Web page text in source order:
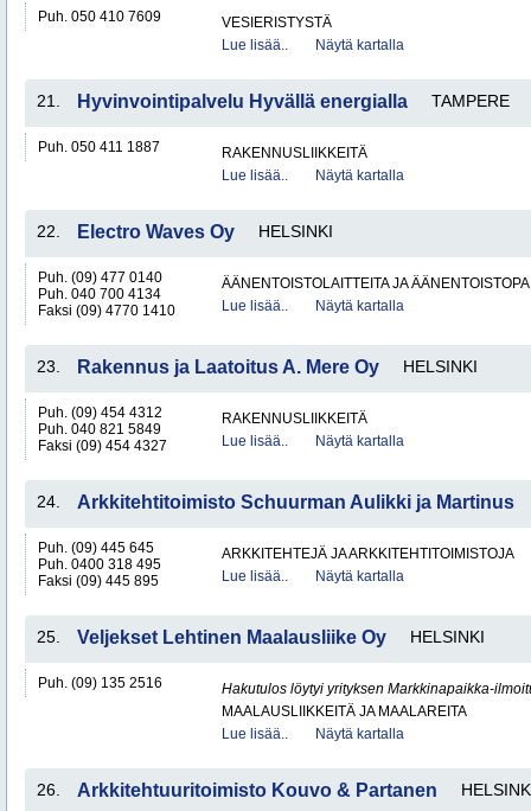
Puh. 050 410 7609
VESIERISTYSTÄ
Lue lisää..
Näytä kartalla
21. Hyvinvointipalvelu Hyvällä energialla TAMPERE
Puh. 050 411 1887
RAKENNUSLIIKKEITÄ
Lue lisää..
Näytä kartalla
22. Electro Waves Oy HELSINKI
Puh. (09) 477 0140
Puh. 040 700 4134
Faksi (09) 4770 1410
ÄÄNENTOISTOLAITTEITA JA
Lue lisää..
Näytä kartalla
23. Rakennus ja Laatoitus A. Mere Oy HELSINKI
Puh. (09) 454 4312
Puh. 040 821 5849
Faksi (09) 454 4327
RAKENNUSLIIKKEITÄ
Lue lisää..
Näytä kartalla
24. Arkkitehtitoimisto Schuurman Aulikki ja Martinus
Puh. (09) 445 645
Puh. 0400 318 495
Faksi (09) 445 895
ARKKITEHTEJÄ JA ARKKITEHTITOIMISTOJA
Lue lisää..
Näytä kartalla
25. Veljekset Lehtinen Maalausliike Oy HELSINKI
Puh. (09) 135 2516
Hakutulos löytyi yrityksen Markkinapaikka-
MAALAUSLIIKKEITÄ JA MAALAREITA
Lue lisää..
Näytä kartalla
26. Arkkitehtuuritoimisto Kouvo & Partanen